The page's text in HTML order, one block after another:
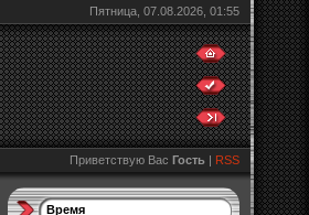
Пятница, 07.08.2026, 01:55
Приветствую Вас Гость | RSS
Время